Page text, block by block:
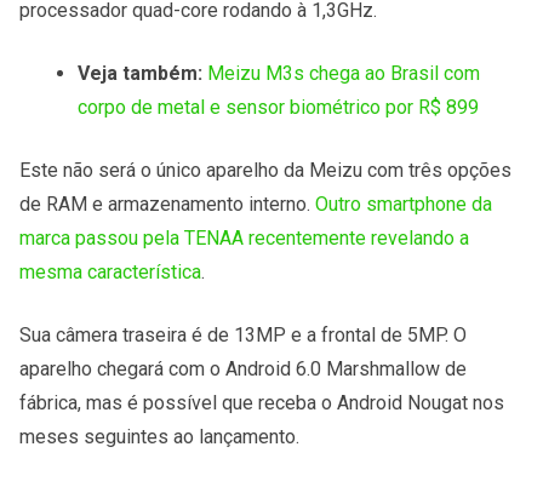
processador quad-core rodando à 1,3GHz.
Veja também: Meizu M3s chega ao Brasil com
corpo de metal e sensor biométrico por R$ 899
Este não será o único aparelho da Meizu com três opções
de RAM e armazenamento interno. Outro smartphone da
marca passou pela TENAA recentemente revelando a
mesma característica.
Sua câmera traseira é de 13MP e a frontal de 5MP. O
aparelho chegará com o Android 6.0 Marshmallow de
fábrica, mas é possível que receba o Android Nougat nos
meses seguintes ao lançamento.